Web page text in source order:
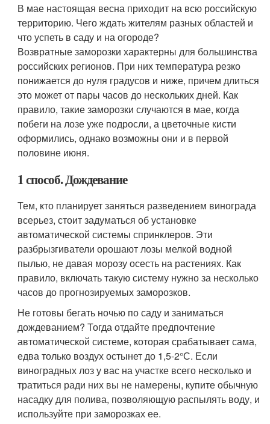
В мае настоящая весна приходит на всю российскую
территорию. Чего ждать жителям разных областей и
что успеть в саду и на огороде?
Возвратные заморозки характерны для большинства
российских регионов. При них температура резко
понижается до нуля градусов и ниже, причем длиться
это может от пары часов до нескольких дней. Как
правило, такие заморозки случаются в мае, когда
побеги на лозе уже подросли, а цветочные кисти
оформились, однако возможны они и в первой
половине июня.
1 способ. Дождевание
Тем, кто планирует заняться разведением винограда
всерьез, стоит задуматься об установке
автоматической системы спринклеров. Эти
разбрызгиватели орошают лозы мелкой водной
пылью, не давая морозу осесть на растениях. Как
правило, включать такую систему нужно за несколько
часов до прогнозируемых заморозков.
Не готовы бегать ночью по саду и заниматься
дождеванием? Тогда отдайте предпочтение
автоматической системе, которая срабатывает сама,
едва только воздух остынет до 1,5-2°С. Если
виноградных лоз у вас на участке всего несколько и
тратиться ради них вы не намерены, купите обычную
насадку для полива, позволяющую распылять воду, и
используйте при заморозках ее.